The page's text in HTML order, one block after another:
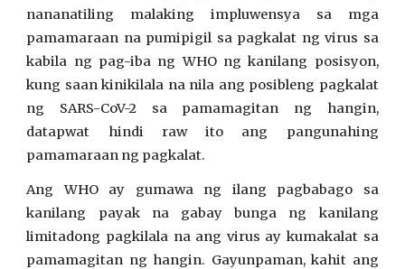
nananatiling malaking impluwensya sa mga
pamamaraan na pumipigil sa pagkalat ng virus sa
kabila ng pag-iba ng WHO ng kanilang posisyon,
kung saan kinikilala na nila ang posibleng pagkalat
ng SARS-CoV-2 sa pamamagitan ng hangin,
datapwat hindi raw ito ang pangunahing
pamamaraan ng pagkalat.
Ang WHO ay gumawa ng ilang pagbabago sa
kanilang payak na gabay bunga ng kanilang
limitadong pagkilala na ang virus ay kumakalat sa
pamamagitan ng hangin. Gayunpaman, kahit ang